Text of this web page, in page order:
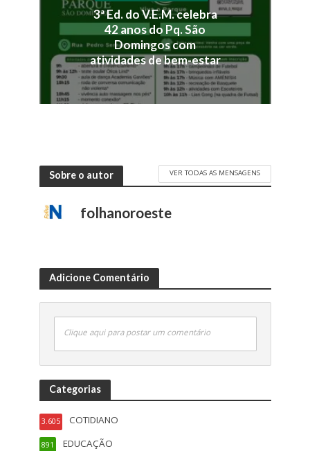
3ª Ed. do V.E.M. celebra
42 anos do Pq. São
Domingos com
atividades de bem-estar
Sobre o autor VER TODAS AS MENSAGENS
folhanoroeste
Adicione Comentário
Clique aqui para postar um comentário
Categorias
COTIDIANO
3.605
EDUCAÇÃO
891